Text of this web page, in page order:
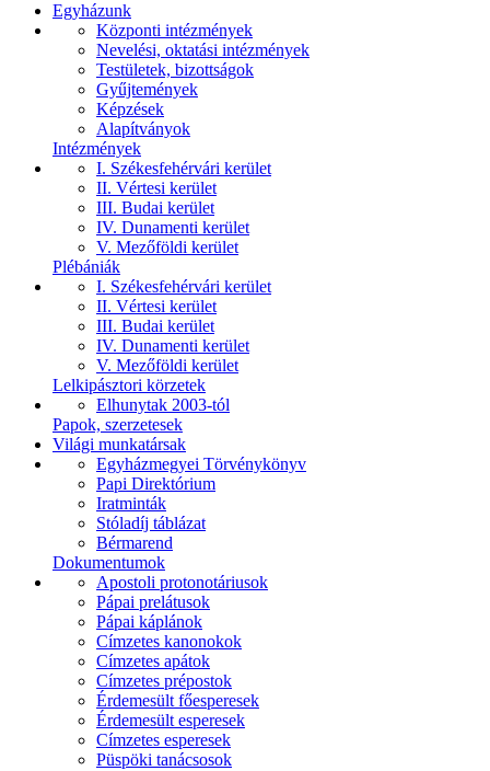
Egyházunk
Központi intézmények
Nevelési, oktatási intézmények
Testületek, bizottságok
Gyűjtemények
Képzések
Alapítványok
Intézmények
I. Székesfehérvári kerület
II. Vértesi kerület
III. Budai kerület
IV. Dunamenti kerület
V. Mezőföldi kerület
Plébániák
I. Székesfehérvári kerület
II. Vértesi kerület
III. Budai kerület
IV. Dunamenti kerület
V. Mezőföldi kerület
Lelkipásztori körzetek
Elhunytak 2003-tól
Papok, szerzetesek
Világi munkatársak
Egyházmegyei Törvénykönyv
Papi Direktórium
Iratminták
Stóladíj táblázat
Bérmarend
Dokumentumok
Apostoli protonotáriusok
Pápai prelátusok
Pápai káplánok
Címzetes kanonokok
Címzetes apátok
Címzetes prépostok
Érdemesült főesperesek
Érdemesült esperesek
Címzetes esperesek
Püspöki tanácsosok